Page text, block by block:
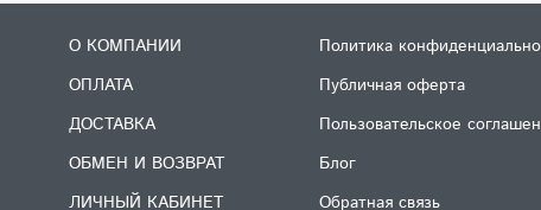
О КОМПАНИИ
ОПЛАТА
ДОСТАВКА
ОБМЕН И ВОЗВРАТ
ЛИЧНЫЙ КАБИНЕТ
Политика
Публичная оферта
Пользовательское
Блог
Обратная связь